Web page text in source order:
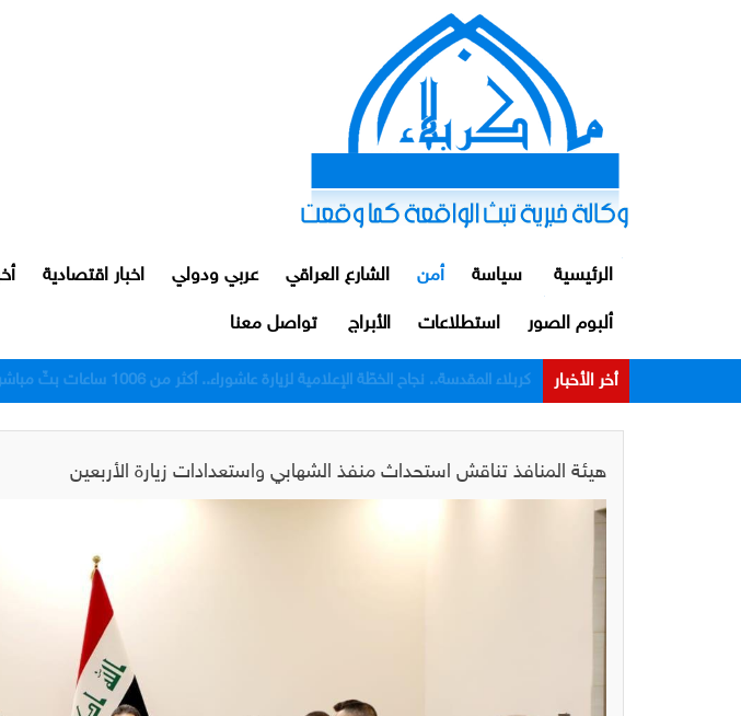
الرئيسية سياسة أمن الشارع العراقي عربي ودولي اخبار اقتصادية
ألبوم الصور استطلاعات الأبراج تواصل معنا
أخر الأخبار الداخلية: توقيف ضابط ومنتسبين اثنين من مرور النجف بعد اعتدائهم على مواطن
هيئة المنافذ تناقش استحداث منفذ الشهابي واستعدادات زيارة الأربعين